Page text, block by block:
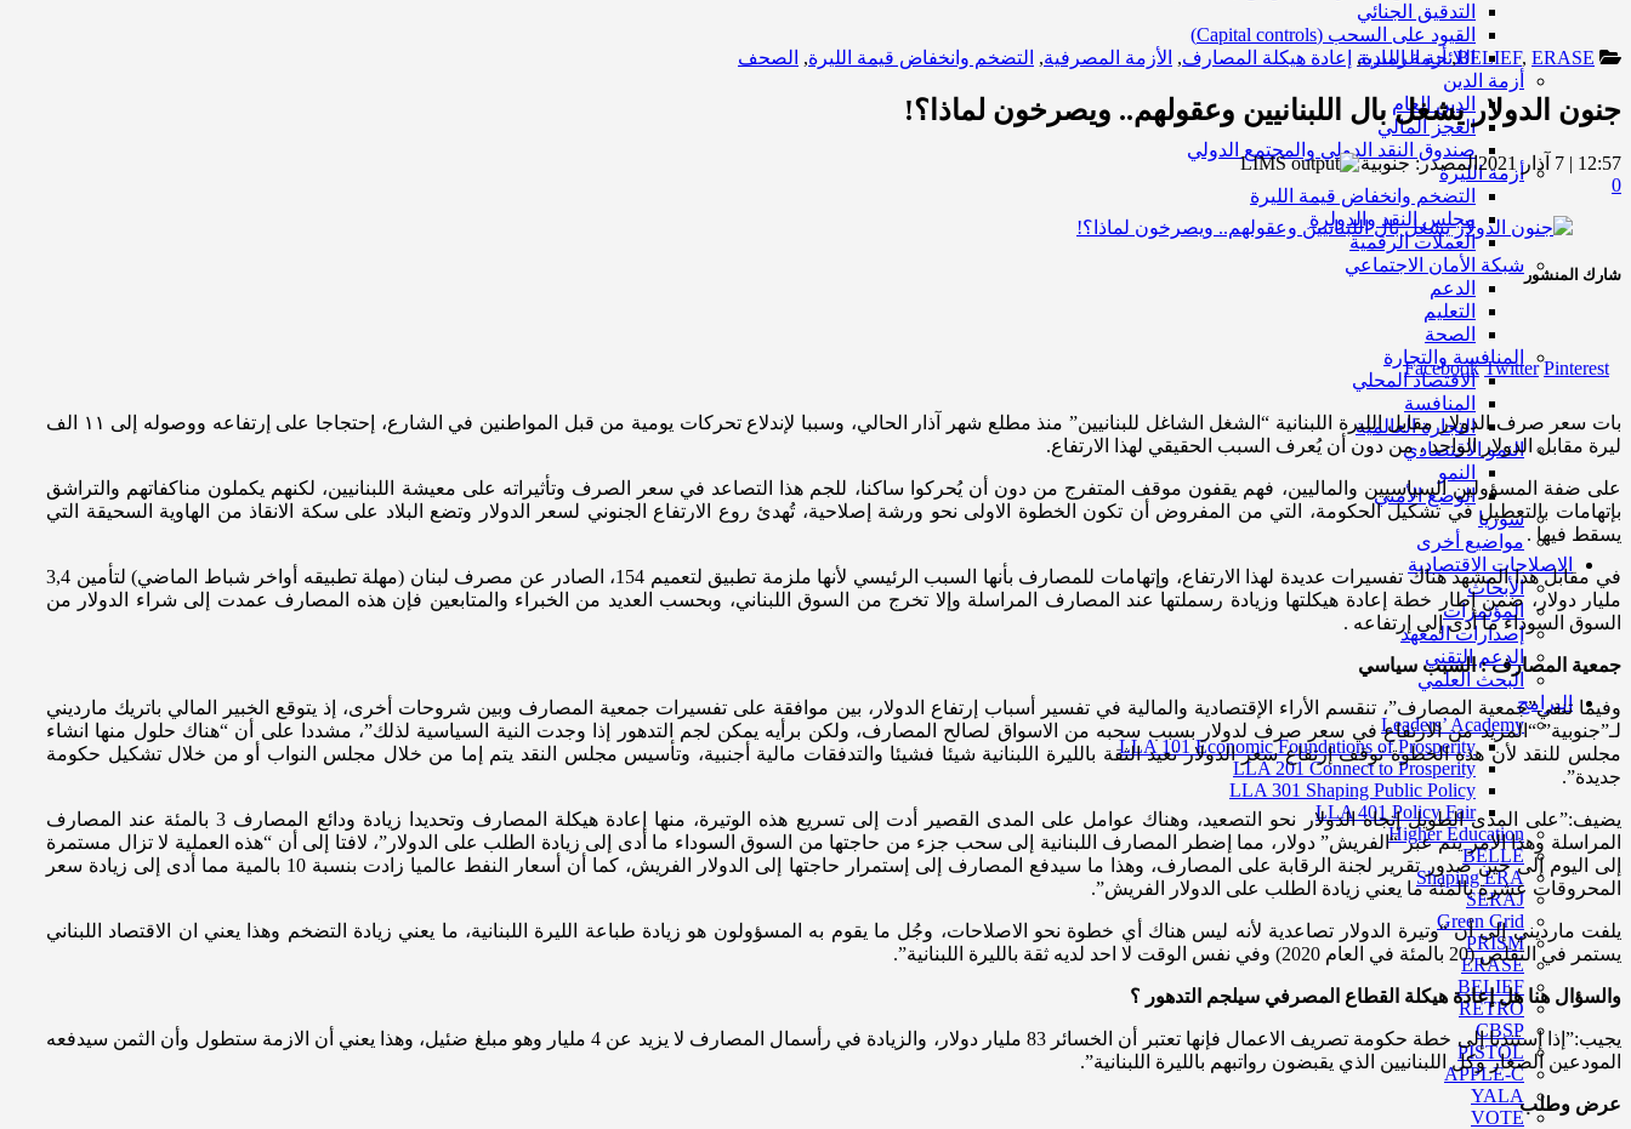
التدقيق الجنائي
القيود على السحب (Capital controls)
اللائحة الرمادية
أزمة الدين
الدين العام
العجز المالي
صندوق النقد الدولي والمجتمع الدولي
أزمة الليرة
التضخم وانخفاض قيمة الليرة
مجلس النقد والدولرة
العملات الرقمية
شبكة الأمان الاجتماعي
الدعم
التعليم
الصحة
المنافسة والتجارة
الاقتصاد المحلي
المنافسة
التجارة العالمية
النمو الاقتصادي
النمو
الوضع الأمني
سوريا
مواضيع أخرى
الاصلاحات الاقتصادية
الأبحاث
المؤتمرات
إصدارات المعهد
الدعم التقني
البحث العلمي
البرامج
Leaders’ Academy
LLA 101 Economic Foundations of Prosperity
LLA 201 Connect to Prosperity
LLA 301 Shaping Public Policy
LLA 401 Policy Fair
Higher Education
BELLE
Shaping ERA
SERAJ
Green Grid
PRISM
ERASE
BELIEF
RETRO
CBSP
PISTOL
APPLE-C
YALA
VOTE
BELIEF, ERASE
,أزمة الليرة, إعادة هيكلة المصارف, الأزمة المصرفية, التضخم وانخفاض قيمة الليرة, الصحف
جنون الدولار يشغل بال اللبنانيين وعقولهم.. ويصرخون لماذا؟!
12:57 | 7 آذار 2021 المصدر:جنوبية
0
شارك المنشور
Facebook Twitter Pinterest
بات سعر صرف الدولار مقابل الليرة اللبنانية “الشغل الشاغل للبنانيين” منذ مطلع شهر آذار الحالي، وسببا لإندلاع تحركات يومية من قبل المواطنين في الشارع، إحتجاجا على إرتفاعه ووصوله إلى ١١ الف
ليرة مقابل الدولار الواحد ، من دون أن يُعرف السبب الحقيقي لهذا الارتفاع.
على ضفة المسؤولين السياسيين والماليين، فهم يقفون موقف المتفرج من دون أن يُحركوا ساكنا، للجم هذا التصاعد في سعر الصرف وتأثيراته على معيشة اللبنانيين، لكنهم يكملون مناكفاتهم والتراشق
بإتهامات بالتعطيل في تشكيل الحكومة، التي من المفروض أن تكون الخطوة الاولى نحو ورشة إصلاحية، تُهدئ روع الارتفاع الجنوني لسعر الدولار وتضع البلاد على سكة الانقاذ من الهاوية السحيقة التي
يسقط فيها .
في مقابل هذا المشهد هناك تفسيرات عديدة لهذا الارتفاع، وإتهامات للمصارف بأنها السبب الرئيسي لأنها ملزمة تطبيق لتعميم 154، الصادر عن مصرف لبنان (مهلة تطبيقه أواخر شباط الماضي) لتأمين 3,4
مليار دولار، ضمن إطار خطة إعادة هيكلتها وزيادة رسملتها عند المصارف المراسلة وإلا تخرج من السوق اللبناني، وبحسب العديد من الخبراء والمتابعين فإن هذه المصارف عمدت إلى شراء الدولار من
السوق السوداء ما أدى إلى إرتفاعه .
جمعية المصارف : السبب سياسي
وفيما تنفي”جمعية المصارف”، تنقسم الأراء الإقتصادية والمالية في تفسير أسباب إرتفاع الدولار، بين موافقة على تفسيرات جمعية المصارف وبين شروحات أخرى، إذ يتوقع الخبير المالي باتريك مارديني
لـ”جنوبية” “المزيد من الارتفاع في سعر صرف لدولار بسبب سحبه من الاسواق لصالح المصارف، ولكن برأيه يمكن لجم التدهور إذا وجدت النية السياسية لذلك”، مشددا على أن “هناك حلول منها انشاء
مجلس للنقد لأن هذه الخطوة توقف إرتفاع سعر الدولار تعيد الثقة بالليرة اللبنانية شيئا فشيئا والتدفقات مالية أجنبية، وتأسيس مجلس النقد يتم إما من خلال مجلس النواب أو من خلال تشكيل حكومة
جديدة”.
يضيف:”على المدى الطويل إتجاه الدولار نحو التصعيد، وهناك عوامل على المدى القصير أدت إلى تسريع هذه الوتيرة، منها إعادة هيكلة المصارف وتحديدا زيادة ودائع المصارف 3 بالمئة عند المصارف
المراسلة وهذا الامر يتم عبر “الفريش” دولار، مما إضطر المصارف اللبنانية إلى سحب جزء من حاجتها من السوق السوداء ما أدى إلى زيادة الطلب على الدولار”، لافتا إلى أن “هذه العملية لا تزال مستمرة
إلى اليوم إلى حين صدور تقرير لجنة الرقابة على المصارف، وهذا ما سيدفع المصارف إلى إستمرار حاجتها إلى الدولار الفريش، كما أن أسعار النفط عالميا زادت بنسبة 10 بالمية مما أدى إلى زيادة سعر
المحروقات عشرة بالمئة ما يعني زيادة الطلب على الدولار الفريش”.
يلفت مارديني إلى أن “وتيرة الدولار تصاعدية لأنه ليس هناك أي خطوة نحو الاصلاحات، وجُل ما يقوم به المسؤولون هو زيادة طباعة الليرة اللبنانية، ما يعني زيادة التضخم وهذا يعني ان الاقتصاد اللبناني
يستمر في التقلص (20 بالمئة في العام 2020) وفي نفس الوقت لا احد لديه ثقة بالليرة اللبنانية”.
والسؤال هنا هل إعادة هيكلة القطاع المصرفي سيلجم التدهور ؟
يجيب:”إذا إستندنا إلى خطة حكومة تصريف الاعمال فإنها تعتبر أن الخسائر 83 مليار دولار، والزيادة في رأسمال المصارف لا يزيد عن 4 مليار وهو مبلغ ضئيل، وهذا يعني أن الازمة ستطول وأن الثمن سيدفعه
المودعين الصغار وكل اللبنانيين الذي يقبضون رواتبهم بالليرة اللبنانية”.
عرض وطلب